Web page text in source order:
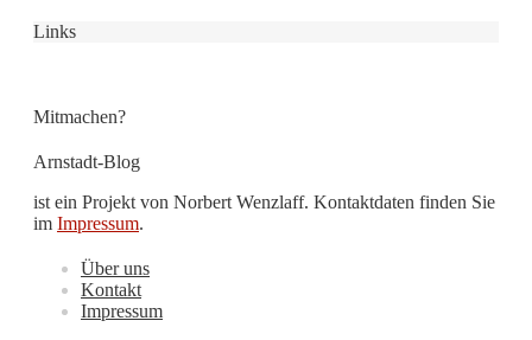
Links
Mitmachen?
Arnstadt-Blog
ist ein Projekt von Norbert Wenzlaff. Kontaktdaten finden Sie
im Impressum.
Über uns
Kontakt
Impressum